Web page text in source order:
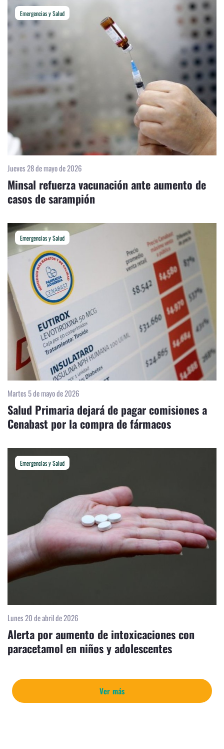
Ver más
Emergencias y Salud
Jueves 28 de mayo de 2026
Minsal refuerza vacunación ante aumento de
casos de sarampión
Emergencias y Salud
Martes 5 de mayo de 2026
Salud Primaria dejará de pagar comisiones a
Cenabast por la compra de fármacos
Emergencias y Salud
Lunes 20 de abril de 2026
Alerta por aumento de intoxicaciones con
paracetamol en niños y adolescentes